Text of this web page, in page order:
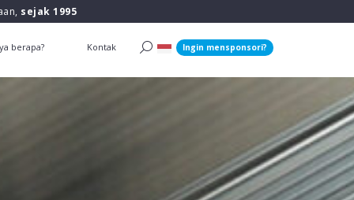
sejak 1995
berapa? Kontak Ingin mensponsori?